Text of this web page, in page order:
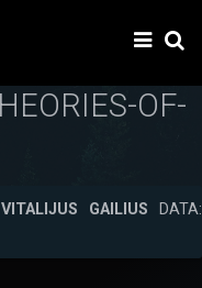
OF-
VITALIJUS GAILIUS DATA: